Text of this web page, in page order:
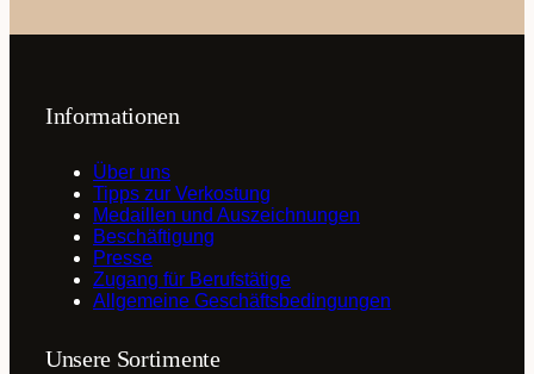
Informationen
Über uns
Tipps zur Verkostung
Medaillen und Auszeichnungen
Beschäftigung
Presse
Zugang für Berufstätige
Allgemeine Geschäftsbedingungen
Unsere Sortimente